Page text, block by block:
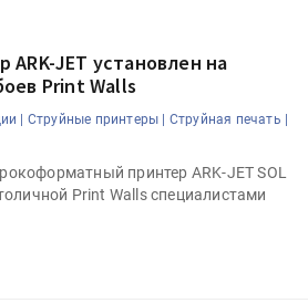
JET установлен на
Print Walls
| Струйные принтеры | Струйная печать |
принтер ARK-JET SOL
Print Walls специалистами
в МАХ